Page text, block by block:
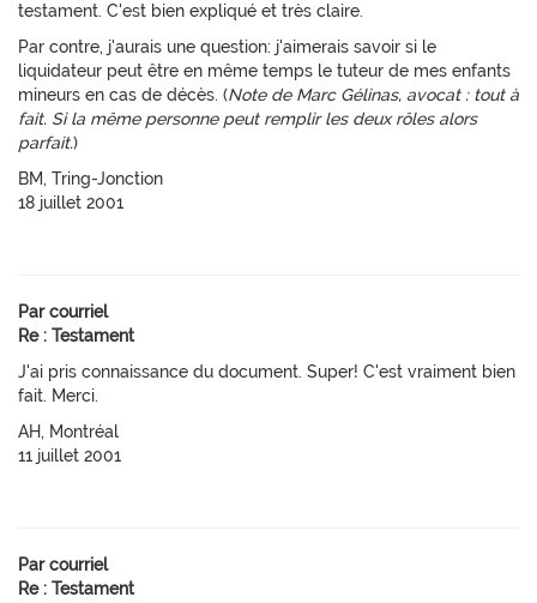
testament. C'est bien expliqué et très claire.
Par contre, j'aurais une question: j'aimerais savoir si le
liquidateur peut être en même temps le tuteur de mes enfants
mineurs en cas de décès. (Note de Marc Gélinas, avocat : tout à
fait. Si la même personne peut remplir les deux rôles alors
parfait.)
BM, Tring-Jonction
18 juillet 2001
Par courriel
Re : Testament
J'ai pris connaissance du document. Super! C'est vraiment bien
fait. Merci.
AH, Montréal
11 juillet 2001
Par courriel
Re : Testament